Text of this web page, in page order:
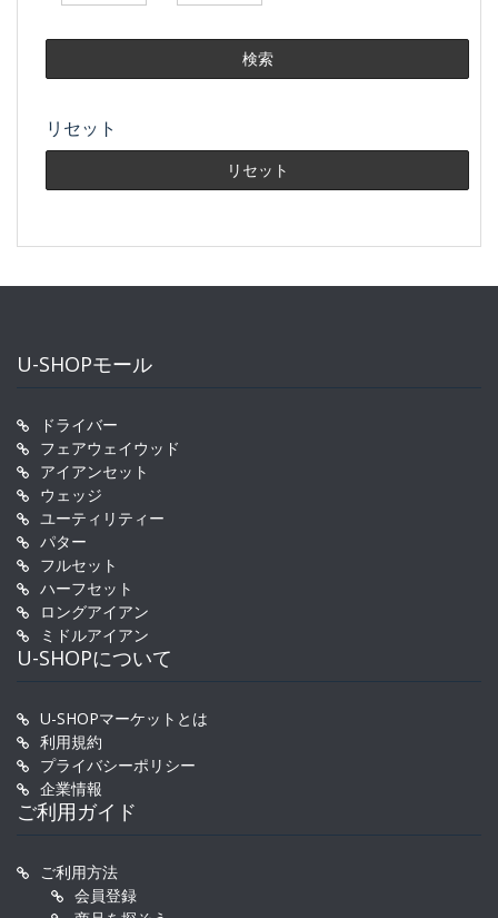
リセット
U-SHOPモール
ドライバー
フェアウェイウッド
アイアンセット
ウェッジ
ユーティリティー
パター
フルセット
ハーフセット
ロングアイアン
ミドルアイアン
U-SHOPについて
U-SHOPマーケットとは
利用規約
プライバシーポリシー
企業情報
ご利用ガイド
ご利用方法
会員登録